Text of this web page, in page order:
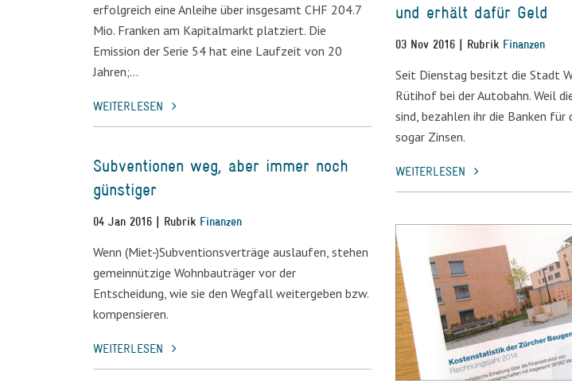
erfolgreich eine Anleihe über insgesamt CHF 204.7
Mio. Franken am Kapitalmarkt platziert. Die
Emission der Serie 54 hat eine Laufzeit von 20
Jahren;...
WEITERLESEN
Subventionen weg, aber immer noch
günstiger
04 Jan 2016 | Rubrik Finanzen
Wenn (Miet-)Subventionsverträge auslaufen, stehen
gemeinnützige Wohnbauträger vor der
Entscheidung, wie sie den Wegfall weitergeben bzw.
kompensieren.
WEITERLESEN
und erhält dafür Geld
03 Nov 2016 | Rubrik Finanzen
Seit Dienstag besitzt die Stadt
Rütihof bei der Autobahn. Weil
sind, bezahlen ihr die Banken
sogar Zinsen.
WEITERLESEN